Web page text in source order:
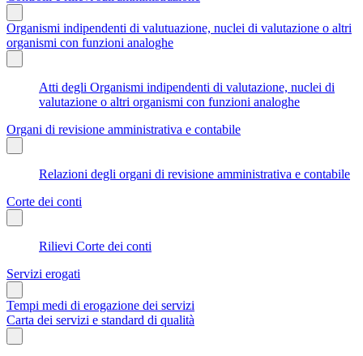
Organismi indipendenti di valutuazione, nuclei di valutazione o altri
organismi con funzioni analoghe
Atti degli Organismi indipendenti di valutazione, nuclei di
valutazione o altri organismi con funzioni analoghe
Organi di revisione amministrativa e contabile
Relazioni degli organi di revisione amministrativa e contabile
Corte dei conti
Rilievi Corte dei conti
Servizi erogati
Tempi medi di erogazione dei servizi
Carta dei servizi e standard di qualità